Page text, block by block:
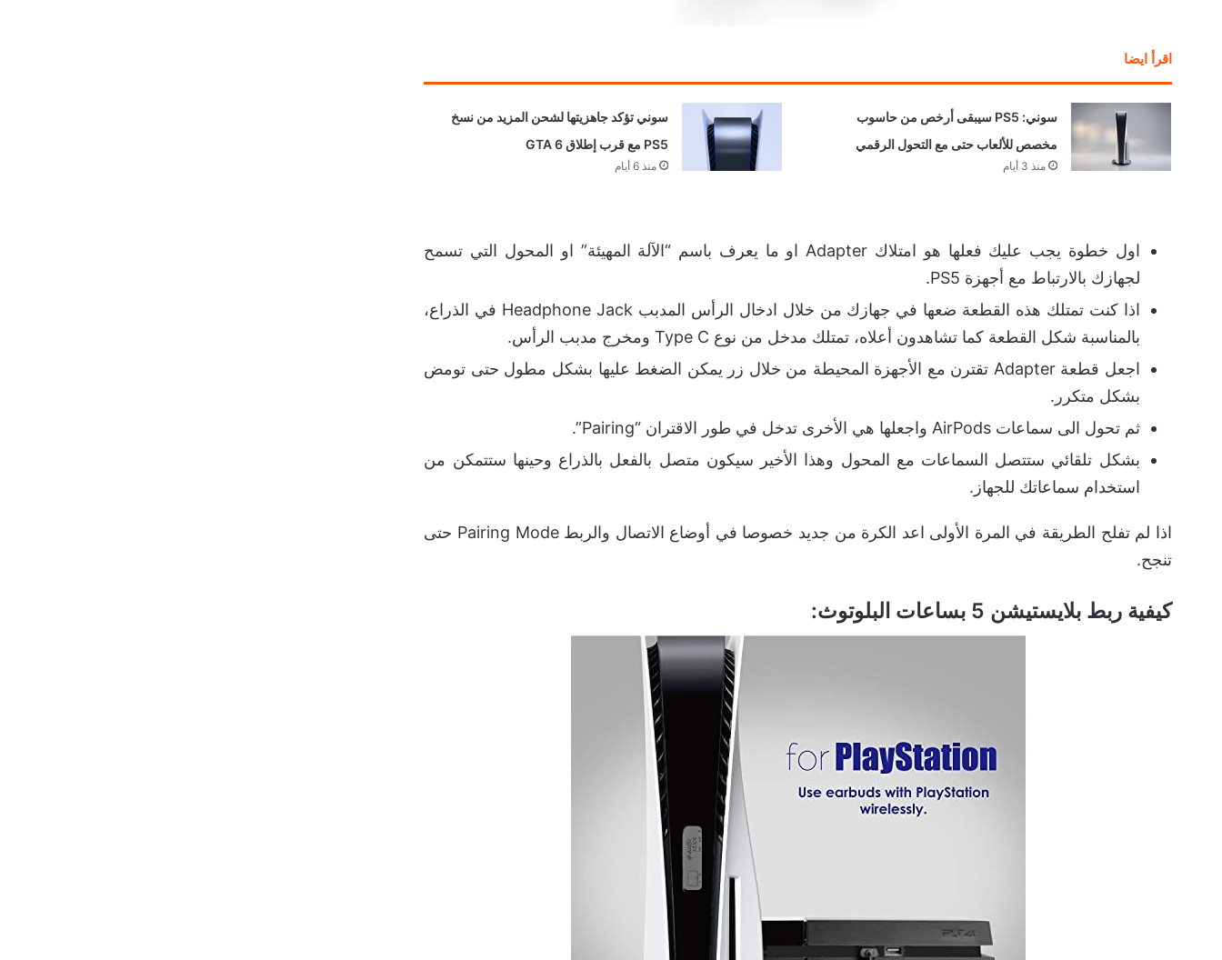
اقرأ ايضا
سوني: PS5 سيبقى أرخص من حاسوب
مخصص للألعاب حتى مع التحول الرقمي
منذ 3 أيام
سوني تؤكد جاهزيتها لشحن المزيد من نسخ
PS5 مع قرب إطلاق GTA 6
منذ 6 أيام
اول خطوة يجب عليك فعلها هو امتلاك Adapter او ما يعرف باسم “الآلة المهيئة” او المحول التي تسمح
لجهازك بالارتباط مع أجهزة PS5.
اذا كنت تمتلك هذه القطعة ضعها في جهازك من خلال ادخال الرأس المدبب Headphone Jack في الذراع،
بالمناسبة شكل القطعة كما تشاهدون أعلاه، تمتلك مدخل من نوع Type C ومخرج مدبب الرأس.
اجعل قطعة Adapter تقترن مع الأجهزة المحيطة من خلال زر يمكن الضغط عليها بشكل مطول حتى تومض
بشكل متكرر.
ثم تحول الى سماعات AirPods واجعلها هي الأخرى تدخل في طور الاقتران “Pairing”.
بشكل تلقائي ستتصل السماعات مع المحول وهذا الأخير سيكون متصل بالفعل بالذراع وحينها ستتمكن من
استخدام سماعاتك للجهاز.
اذا لم تفلح الطريقة في المرة الأولى اعد الكرة من جديد خصوصا في أوضاع الاتصال والربط Pairing Mode حتى
تنجح.
كيفية ربط بلايستيشن 5 بساعات البلوتوث: